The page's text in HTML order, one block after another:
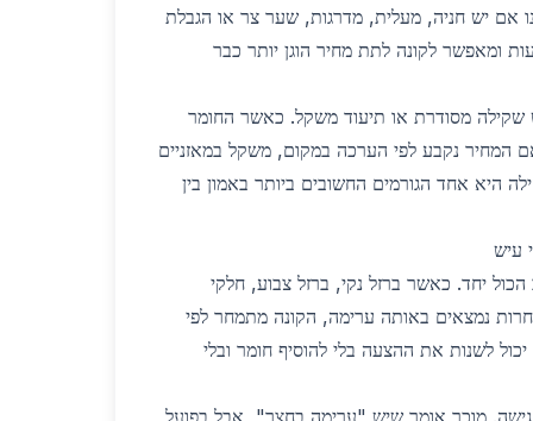
אם יש חניה, מעלית, מדרגות, שער צר או הגבלת
ומאפשר לקונה לתת מחיר הוגן יותר כבר
שקילה מסודרת או תיעוד משקל. כאשר החומר
המחיר נקבע לפי הערכה במקום, משקל במאזניים
היא אחד הגורמים החשובים ביותר באמון בין
עיש
יחד. כאשר ברזל נקי, ברזל צבוע, חלקי
נמצאים באותה ערימה, הקונה מתמחר לפי
יכול לשנות את ההצעה בלי להוסיף חומר ובלי
גישה. מוכר אומר שיש "ערימה בחצר", אבל בפועל